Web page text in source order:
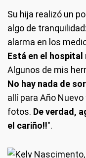
Su hija realizó un
algo de
alarma en los
Está en el
Algunos de mis
No hay nada de
allí para Año
fotos. De verdad,
el cariño!!".